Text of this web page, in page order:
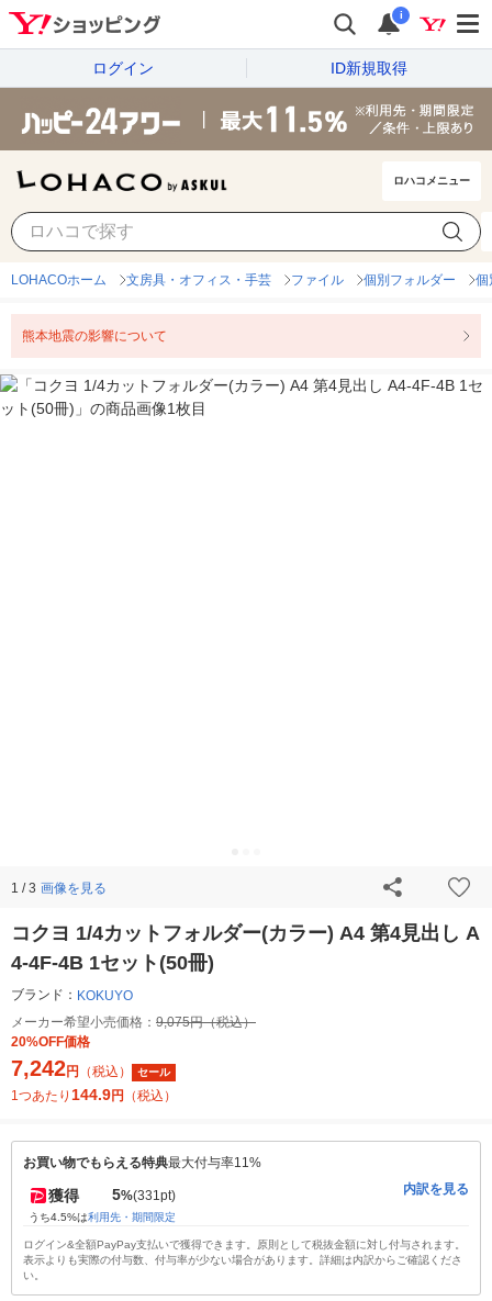
i
ログイン ID新規取得
ロハコメニュー
LOHACOホーム 文房具・オフィス・手芸 ファイル 個別フォルダー 個
熊本地震の影響について
1 / 3 画像を見る
コクヨ 1/4カットフォルダー(カラー) A4 第4見出し A
4-4F-4B 1セット(50冊)
ブランド： KOKUYO
メーカー希望小売価格： 9,075円（税込）
20%OFF価格
7,242円 （税込） セール
1つあたり 144.9円 （税込）
お買い物でもらえる特典最大付与率11%
獲得 5%(331pt)
うち4.5%は利用先・期間限定
内訳を見る
ログイン&全額PayPay支払いで獲得できます。原則として税抜金額に対し付与されます。
表示よりも実際の付与数、付与率が少ない場合があります。詳細は内訳からご確認くださ
い。